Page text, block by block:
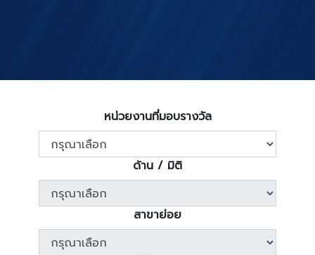
หน่วยงานที่มอบรางวัล
ด้าน / มิติ
สาขาย่อย